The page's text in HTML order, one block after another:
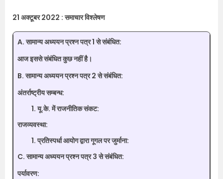
21 अक्टूबर 2022 : समाचार विश्लेषण
A. सामान्य अध्ययन प्रश्न पत्र 1 से संबंधित:
आज इससे संबंधित कुछ नहीं है।
B. सामान्य अध्ययन प्रश्न पत्र 2 से संबंधित:
अंतर्राष्ट्रीय सम्बन्ध:
यू.के. में राजनीतिक संकट:
राजव्यवस्था:
प्रतिस्पर्धा आयोग द्वारा गूगल पर जुर्माना:
C. सामान्य अध्ययन प्रश्न पत्र 3 से संबंधित:
पर्यावरण: